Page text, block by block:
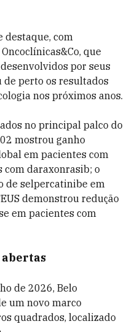
destaque, com
que
por seus
de perto os resultados
nos próximos anos.
no principal palco do
mostrou ganho
em pacientes com
com daraxonrasib; o
de selpercatinibe em
demonstrou redução
em pacientes com
de 2026, Belo
um novo marco
quadrados, localizado